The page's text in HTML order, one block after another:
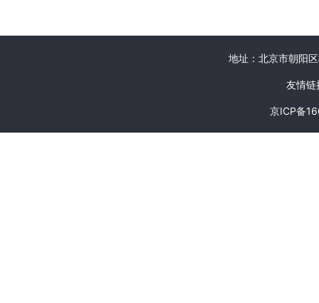
地址：北京市朝阳
友情链
京ICP备